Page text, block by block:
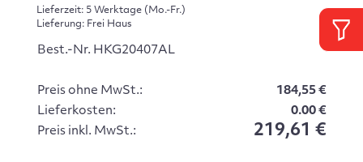
Lieferzeit: 5 Werktage (Mo.-Fr.)
Lieferung: Frei Haus
Best.-Nr. HKG20407AL
Preis ohne MwSt.:
184,55 €
Lieferkosten:
0.00 €
Preis inkl. MwSt.:
219,61 €